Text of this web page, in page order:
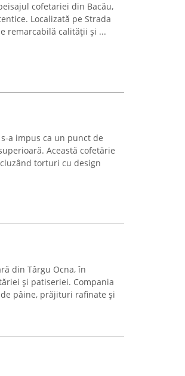
cofetariei din Bacău,
Localizată pe Strada
remarcabilă calității și ...
a impus ca un punct de
Această cofetărie
torturi cu design
din Târgu Ocna, în
și patiseriei. Compania
pâine, prăjituri rafinate și